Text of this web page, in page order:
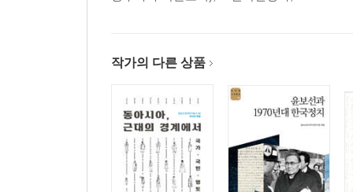
대한민국 외교조직의 창설과 윤보선의 활동 _ 양준
2. 정치외교지도자들의 인식
3. 대한민국 수립 직후 외교조직의 탄생
4. 윤보선의 대외활동
5. 맺음말
제2공화국 민주당 정권의 성립과 붕괴-한미관계,
작가의 다른 상품